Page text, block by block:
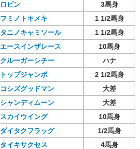
ロビン
3馬身
フミノトキメキ
1 1/2馬身
タニノキャミソール
1 1/2馬身
エースインザレース
10馬身
クルーガーシチー
ハナ
トップジャンボ
2 1/2馬身
コシズグッドマン
大差
シャンディムーン
大差
スカイウイング
10馬身
ダイタクフラッグ
1/2馬身
タイキサクセス
4馬身